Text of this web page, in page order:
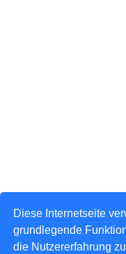
Diese Internetseite
grundlegende
die Nutzererfahrung